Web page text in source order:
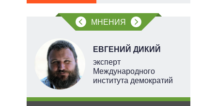
МНЕНИЯ
ЕВГЕНИЙ ДИКИЙ
эксперт
Международного
института демократий